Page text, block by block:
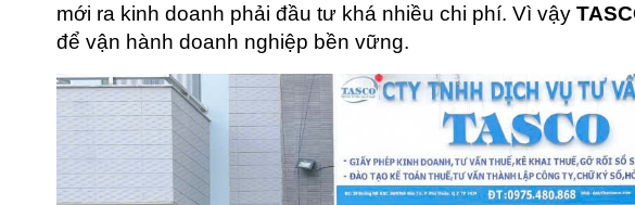
mới ra kinh doanh phải đầu tư khá nhiều chi phí. Vì vậy
để vận hành doanh nghiệp bền vững.